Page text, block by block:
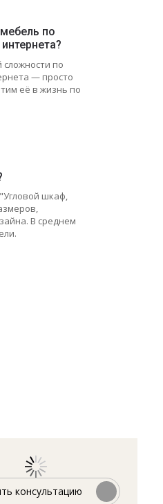
по
по
— просто
её в жизнь по
шкаф,
В среднем
консультацию